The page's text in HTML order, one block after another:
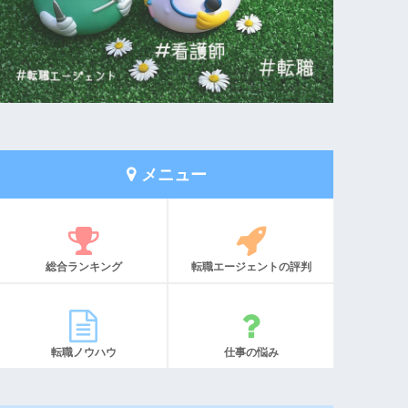
メニュー
総合ランキング 転職エージェントの評判
転職ノウハウ 仕事の悩み